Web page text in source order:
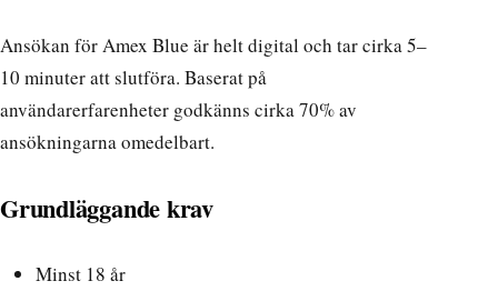
Ansökan för Amex Blue är helt digital och tar cirka 5–
10 minuter att slutföra. Baserat på
användarerfarenheter godkänns cirka 70% av
ansökningarna omedelbart.
Grundläggande krav
Minst 18 år